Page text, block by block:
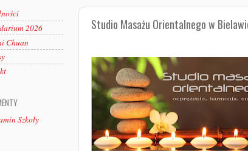
Studio Masażu Orientalnego w
2026
Chuan
Szkoły